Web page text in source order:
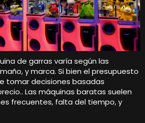
de garras varía según las
y marca. Si bien el presupuesto
tomar decisiones basadas
Las máquinas baratas suelen
frecuentes, falta del tiempo, y